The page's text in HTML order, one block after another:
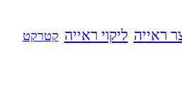
ראייה ליקוי ראייה קטרקט